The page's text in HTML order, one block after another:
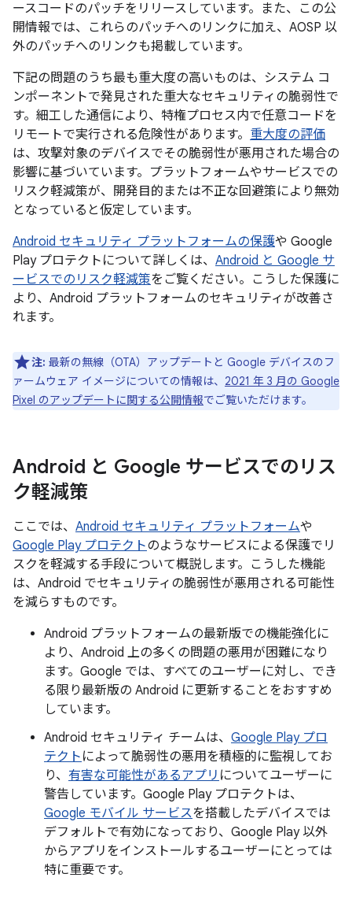
ースコードのパッチをリリースしています。また、この公
開情報では、これらのパッチへのリンクに加え、AOSP 以
外のパッチへのリンクも掲載しています。
下記の問題のうち最も重大度の高いものは、システム コ
ンポーネントで発見された重大なセキュリティの脆弱性で
す。細工した通信により、特権プロセス内で任意コードを
リモートで実行される危険性があります。 重大度の評価
は、攻撃対象のデバイスでその脆弱性が悪用された場合の
影響に基づいています。プラットフォームやサービスでの
リスク軽減策が、開発目的または不正な回避策により無効
となっていると仮定しています。
Android セキュリティ プラットフォームの保護や Google
Play プロテクトについて詳しくは、 Android と Google サ
ービスでのリスク軽減策をご覧ください。こうした保護に
より、Android プラットフォームのセキュリティが改善さ
れます。
注: 最新の無線（OTA）アップデートと Google デバイスのフ
ァームウェア イメージについての情報は、 2021 年 3 月の Google
Pixel のアップデートに関する公開情報でご覧いただけます。
Android と Google サービスでのリス
ク軽減策
ここでは、 Android セキュリティ プラットフォームや
Google Play プロテクトのようなサービスによる保護でリ
スクを軽減する手段について概説します。こうした機能
は、Android でセキュリティの脆弱性が悪用される可能性
を減らすものです。
Android プラットフォームの最新版での機能強化に
より、Android 上の多くの問題の悪用が困難になり
ます。Google では、すべてのユーザーに対し、でき
る限り最新版の Android に更新することをおすすめ
しています。
Android セキュリティ チームは、 Google Play プロ
テクト によって脆弱性の悪用を積極的に監視してお
り、 有害な可能性があるアプリ についてユーザーに
警告しています。Google Play プロテクトは、
Google モバイル サービスを搭載したデバイスでは
デフォルトで有効になっており、Google Play 以外
からアプリをインストールするユーザーにとっては
特に重要です。